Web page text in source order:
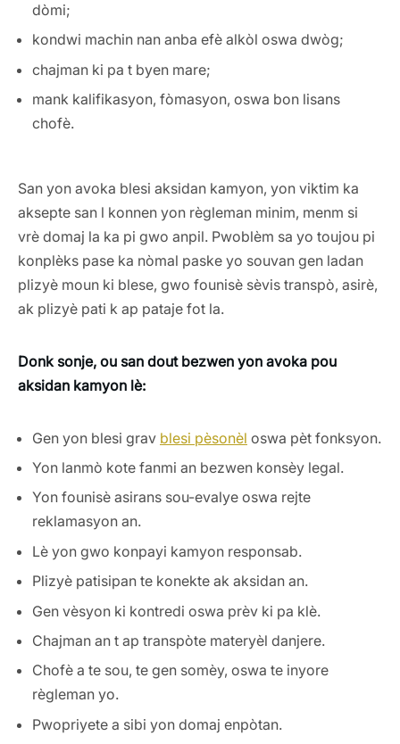
dòmi;
kondwi machin nan anba efè alkòl oswa dwòg;
chajman ki pa t byen mare;
mank kalifikasyon, fòmasyon, oswa bon lisans
chofè.
San yon avoka blesi aksidan kamyon, yon viktim ka
aksepte san l konnen yon règleman minim, menm si
vrè domaj la ka pi gwo anpil. Pwoblèm sa yo toujou pi
konplèks pase ka nòmal paske yo souvan gen ladan
plizyè moun ki blese, gwo founisè sèvis transpò, asirè,
ak plizyè pati k ap pataje fot la.
Donk sonje, ou san dout bezwen yon avoka pou
aksidan kamyon lè:
Gen yon blesi grav blesi pèsonèl oswa pèt fonksyon.
Yon lanmò kote fanmi an bezwen konsèy legal.
Yon founisè asirans sou-evalye oswa rejte
reklamasyon an.
Lè yon gwo konpayi kamyon responsab.
Plizyè patisipan te konekte ak aksidan an.
Gen vèsyon ki kontredi oswa prèv ki pa klè.
Chajman an t ap transpòte materyèl danjere.
Chofè a te sou, te gen somèy, oswa te inyore
règleman yo.
Pwopriyete a sibi yon domaj enpòtan.